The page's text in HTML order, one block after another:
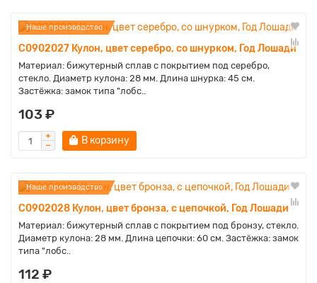
Наше производство
C0902027 Кулон, цвет серебро, со шнурком, Год Лошади
Материал: бижутерный сплав с покрытием под серебро,
стекло. Диаметр кулона: 28 мм. Длина шнурка: 45 см.
Застёжка: замок типа "лобс..
103 ₽
В корзину
Наше производство
C0902028 Кулон, цвет бронза, с цепочкой, Год Лошади
Материал: бижутерный сплав с покрытием под бронзу, стекло.
Диаметр кулона: 28 мм. Длина цепочки: 60 см. Застёжка: замок
типа "лобс..
112 ₽